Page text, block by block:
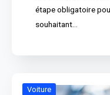
étape obligatoire
souhaitant…
Voiture